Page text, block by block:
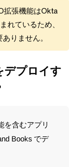
拡張機能はOkta
れているため、
りません。
デプロイす
を含むアプリ
Books でデ